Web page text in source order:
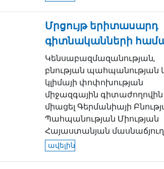
Մրցույթ երիտասարդ
գիտնականների
Կենսաբազմազանության,
բնության պահպանության
կլիմայի փոփոխության
միջազգային գիտաժողովին
միացել Գերմանիայի
Պահպանության Միության
Հայաստանյան
ավելին